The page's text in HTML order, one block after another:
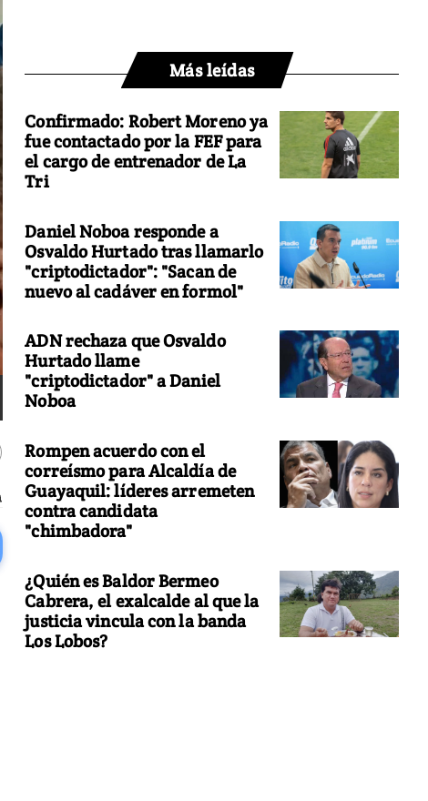
Más leídas
Confirmado: Robert Moreno ya
fue contactado por la FEF para
el cargo de entrenador de La
Tri
Daniel Noboa responde a
Osvaldo Hurtado tras llamarlo
"criptodictador": "Sacan de
nuevo al cadáver en formol"
ADN rechaza que Osvaldo
Hurtado llame
"criptodictador" a Daniel
Noboa
Rompen acuerdo con el
correísmo para Alcaldía de
Guayaquil: líderes arremeten
contra candidata
"chimbadora"
¿Quién es Baldor Bermeo
Cabrera, el exalcalde al que la
justicia vincula con la banda
Los Lobos?